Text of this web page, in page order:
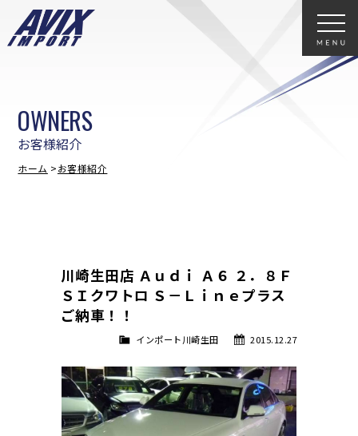
お客様紹介
OWNERS
ホーム お客様紹介
川崎生田店 Ａｕｄｉ Ａ６ ２．８Ｆ
ＳＩクワトロ Ｓ－Ｌｉｎｅプラス
ご納車！！
2015.12.27
インポート川崎生田